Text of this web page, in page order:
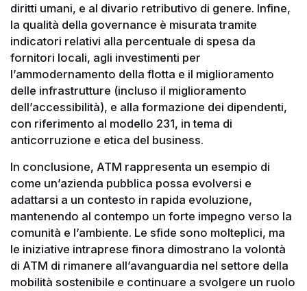
diritti umani, e al divario retributivo di genere. Infine,
la qualità della governance è misurata tramite
indicatori relativi alla percentuale di spesa da
fornitori locali, agli investimenti per
l’ammodernamento della flotta e il miglioramento
delle infrastrutture (incluso il miglioramento
dell’accessibilità), e alla formazione dei dipendenti,
con riferimento al modello 231, in tema di
anticorruzione e etica del business.
In conclusione, ATM rappresenta un esempio di
come un’azienda pubblica possa evolversi e
adattarsi a un contesto in rapida evoluzione,
mantenendo al contempo un forte impegno verso la
comunità e l’ambiente. Le sfide sono molteplici, ma
le iniziative intraprese finora dimostrano la volontà
di ATM di rimanere all’avanguardia nel settore della
mobilità sostenibile e continuare a svolgere un ruolo